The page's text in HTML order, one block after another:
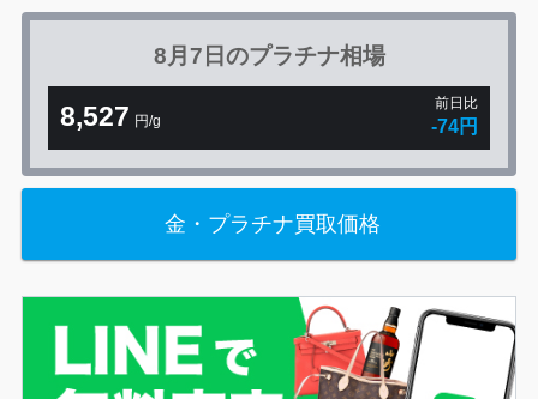
8月7日のプラチナ相場
8,527 円/g
前日比
-74円
金・プラチナ買取価格